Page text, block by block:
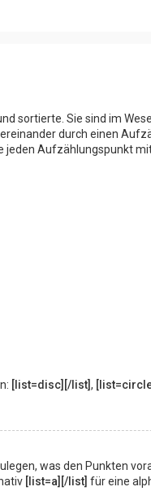
sortierte. Sie sind im
durch einen
jeden Aufzählungspunkt
[list=disc][/list],
was den Punkten
[list=a][/list] für eine